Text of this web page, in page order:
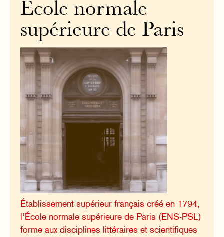
École normale
supérieure de Paris
Établissement supérieur français créé en 1794,
l’École normale supérieure de Paris (ENS-PSL)
forme aux disciplines littéraires et scientifiques